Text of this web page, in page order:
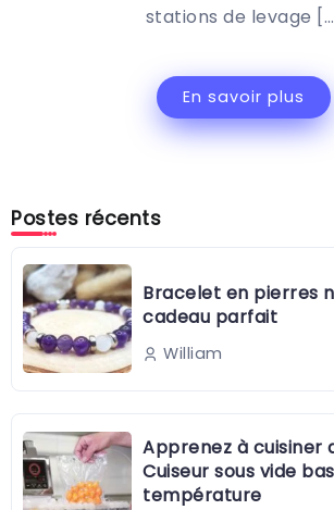
stations de levage
En savoir plus
Postes récents
Bracelet en pierres
cadeau parfait
William
Apprenez à cuisiner
Cuiseur sous vide
température